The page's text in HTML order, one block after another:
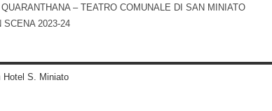
– TEATRO COMUNALE DI SAN MINIATO
2023-24
Hotel S. Miniato